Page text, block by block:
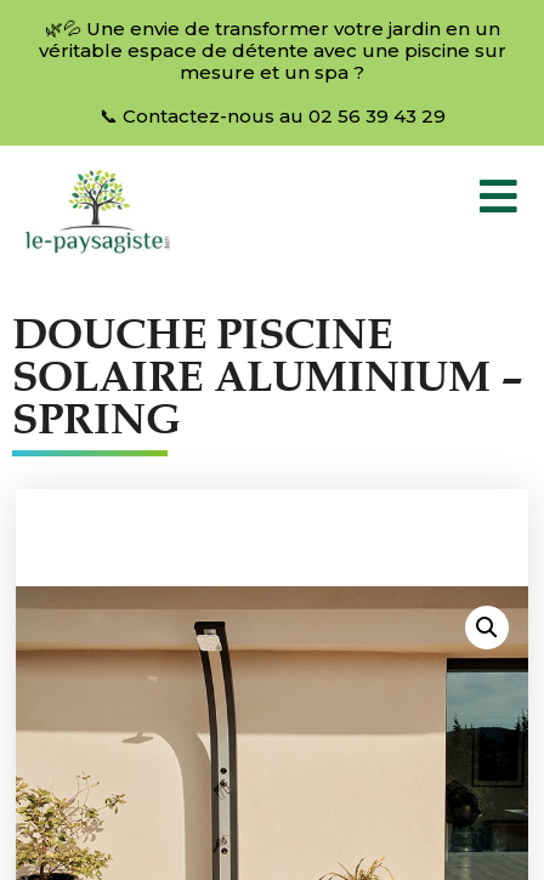
🌿💦 Une envie de transformer votre jardin en un
véritable espace de détente avec une piscine sur
mesure et un spa ?
📞 Contactez-nous au 02 56 39 43 29
DOUCHE PISCINE
SOLAIRE ALUMINIUM –
SPRING